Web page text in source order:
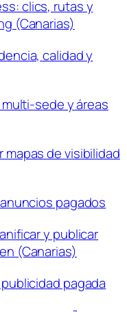
clics, rutas y
(Canarias)
calidad y
sede y áreas
mapas de visibilidad
pagados
y publicar
(Canarias)
pagada